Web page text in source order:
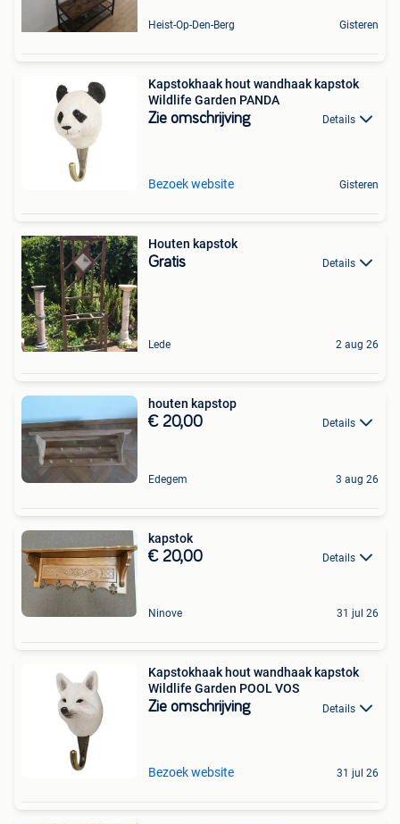
Heist-Op-Den-Berg Gisteren
Kapstokhaak hout wandhaak kapstok
Wildlife Garden PANDA
Zie omschrijving Details
Bezoek website Gisteren
Houten kapstok
Gratis Details
Lede 2 aug 26
houten kapstop
€ 20,00 Details
Edegem 3 aug 26
kapstok
€ 20,00 Details
Ninove 31 jul 26
Kapstokhaak hout wandhaak kapstok
Wildlife Garden POOL VOS
Zie omschrijving Details
Bezoek website 31 jul 26